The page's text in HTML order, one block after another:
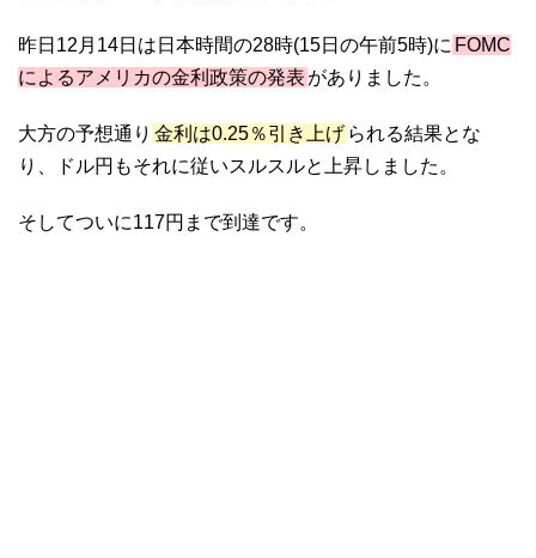
昨日12月14日は日本時間の28時(15日の午前5時)に FOMC
によるアメリカの金利政策の発表 がありました。
大方の予想通り 金利は0.25％引き上げ られる結果とな
り、ドル円もそれに従いスルスルと上昇しました。
そしてついに117円まで到達です。